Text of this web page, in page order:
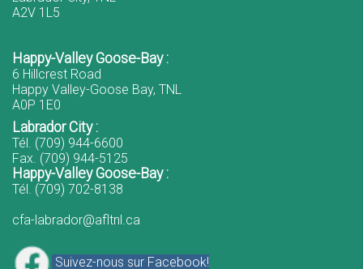
A2V 1L5
Happy-Valley Goose-Bay :
6 Hillcrest Road
Happy Valley-Goose Bay, TNL
A0P 1E0
Labrador City :
Tél. (709) 944-6600
Fax. (709) 944-5125
Happy-Valley Goose-Bay :
Tél. (709) 702-8138
cfa-labrador@afltnl.ca
Suivez-nous sur Facebook!